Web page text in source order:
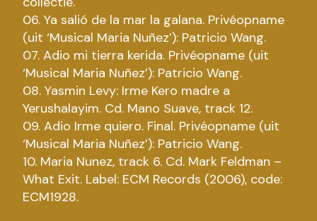
06. Ya salió de la mar la galana. Privéopname
(uit ‘Musical Maria Nuñez’): Patricio Wang.
07. Adio mi tierra kerida. Privéopname (uit
‘Musical Maria Nuñez’): Patricio Wang.
08. Yasmin Levy: Irme Kero madre a
Yerushalayim. Cd. Mano Suave, track 12.
09. Adio Irme quiero. Final. Privéopname (uit
‘Musical Maria Nuñez’): Patricio Wang.
10. Maria Nunez, track 6. Cd. Mark Feldman –
What Exit. Label: ECM Records (2006), code:
ECM1928.